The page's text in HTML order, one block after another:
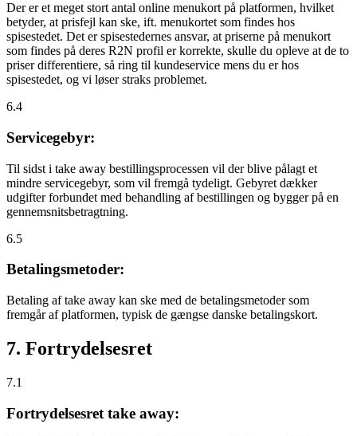
Der er et meget stort antal online menukort på platformen, hvilket
betyder, at prisfejl kan ske, ift. menukortet som findes hos
spisestedet. Det er spisestedernes ansvar, at priserne på menukort
som findes på deres R2N profil er korrekte, skulle du opleve at de to
priser differentiere, så ring til kundeservice mens du er hos
spisestedet, og vi løser straks problemet.
6.4
Servicegebyr:
Til sidst i take away bestillingsprocessen vil der blive pålagt et
mindre servicegebyr, som vil fremgå tydeligt. Gebyret dækker
udgifter forbundet med behandling af bestillingen og bygger på en
gennemsnitsbetragtning.
6.5
Betalingsmetoder:
Betaling af take away kan ske med de betalingsmetoder som
fremgår af platformen, typisk de gængse danske betalingskort.
7. Fortrydelsesret
7.1
Fortrydelsesret take away: